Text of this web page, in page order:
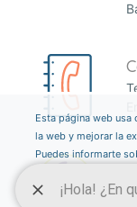
Esta página web
la web y mejorar la
Puedes informarte
a través del botón